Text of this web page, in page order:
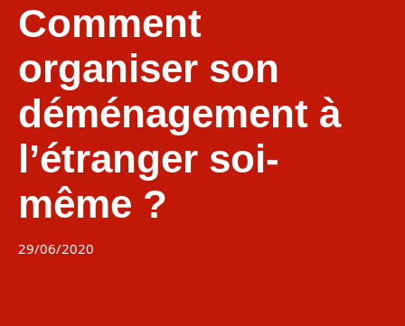
Comment
organiser son
déménagement à
l’étranger soi-
même ?
29/06/2020